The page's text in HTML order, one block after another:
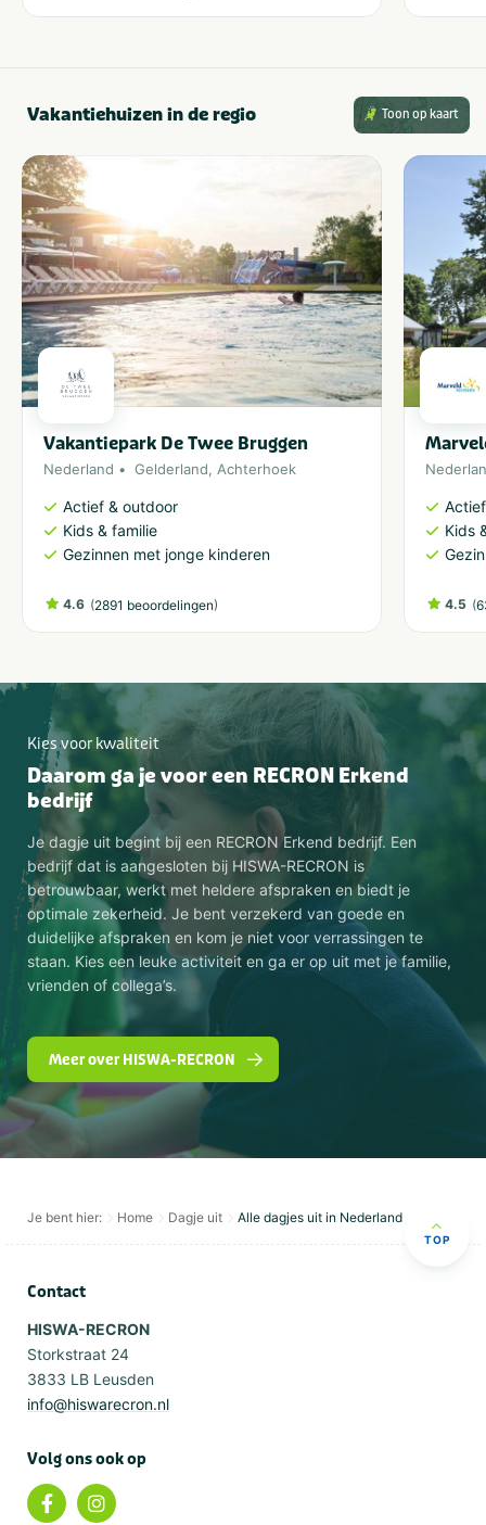
Vakantiehuizen in de regio Toon op kaart
Vakantiepark De Twee Bruggen
Nederland Gelderland, Achterhoek
Actief & outdoor
Kids & familie
Gezinnen met jonge kinderen
4.6 (2891 beoordelingen)
Kids
4.5 (
Kies voor kwaliteit
Daarom ga je voor een RECRON Erkend
bedrijf
Je dagje uit begint bij een RECRON Erkend bedrijf. Een
bedrijf dat is aangesloten bij HISWA-RECRON is
betrouwbaar, werkt met heldere afspraken en biedt je
optimale zekerheid. Je bent verzekerd van goede en
duidelijke afspraken en kom je niet voor verrassingen te
staan. Kies een leuke activiteit en ga er op uit met je familie,
vrienden of collega’s.
Meer over HISWA-RECRON
Je bent hier: Home Dagje uit Alle dagjes uit in Nederland
TOP
Contact
HISWA-RECRON
Storkstraat 24
3833 LB Leusden
info@hiswarecron.nl
Volg ons ook op